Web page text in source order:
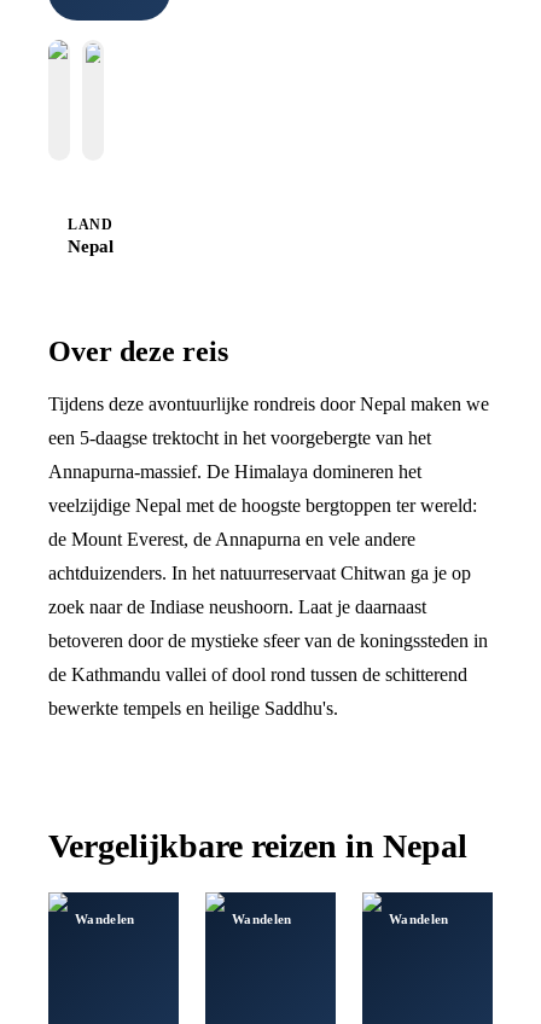
LAND
Nepal
Over deze reis
Tijdens deze avontuurlijke rondreis door Nepal maken we
een 5-daagse trektocht in het voorgebergte van het
Annapurna-massief. De Himalaya domineren het
veelzijdige Nepal met de hoogste bergtoppen ter wereld:
de Mount Everest, de Annapurna en vele andere
achtduizenders. In het natuurreservaat Chitwan ga je op
zoek naar de Indiase neushoorn. Laat je daarnaast
betoveren door de mystieke sfeer van de koningssteden in
de Kathmandu vallei of dool rond tussen de schitterend
bewerkte tempels en heilige Saddhu's.
Vergelijkbare reizen in Nepal
Wandelen Wandelen Wandelen